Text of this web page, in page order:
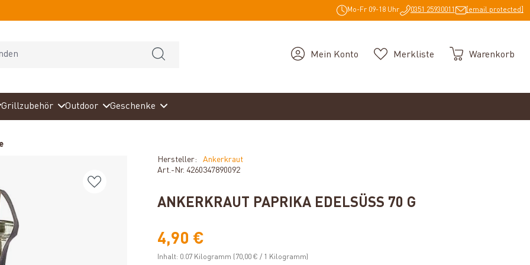
Mo-Fr 09-18 Uhr 0351 25930011 [email protected]
Mein Konto Merkliste Warenkorb
Grillzubehör Outdoor Geschenke
Hersteller:
Ankerkraut
Art.-Nr. 4260347890092
ANKERKRAUT PAPRIKA EDELSÜSS 70 G
4,90 €
Inhalt: 0.07 Kilogramm (70,00 € / 1 Kilogramm)